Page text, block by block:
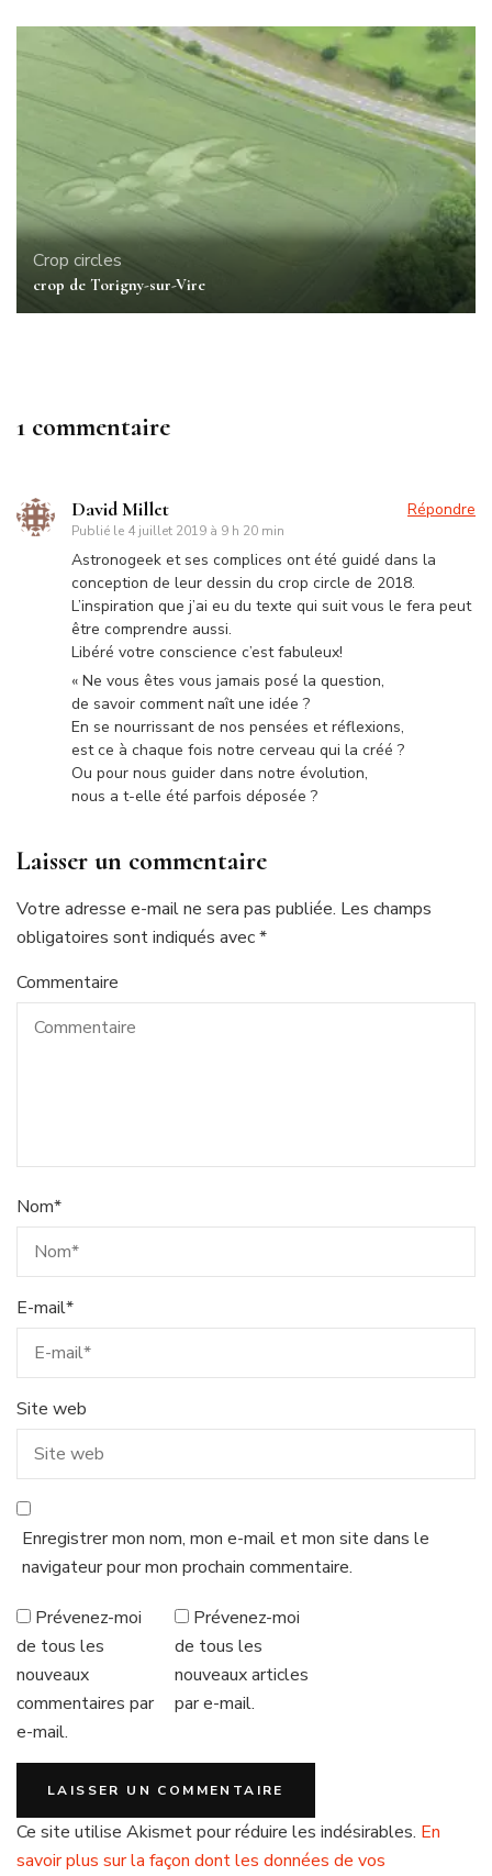
Crop circles
crop de Torigny-sur-Vire
1 commentaire
David Millet
Publié le 4 juillet 2019 à 9 h 20 min
Répondre
Astronogeek et ses complices ont été guidé dans la
conception de leur dessin du crop circle de 2018.
L’inspiration que j’ai eu du texte qui suit vous le fera peut
être comprendre aussi.
Libéré votre conscience c’est fabuleux!
« Ne vous êtes vous jamais posé la question,
de savoir comment naît une idée ?
En se nourrissant de nos pensées et réflexions,
est ce à chaque fois notre cerveau qui la créé ?
Ou pour nous guider dans notre évolution,
nous a t-elle été parfois déposée ?
Laisser un commentaire
Votre adresse e-mail ne sera pas publiée. Les champs
obligatoires sont indiqués avec*
Commentaire
Nom*
E-mail*
Site web
Enregistrer mon nom, mon e-mail et mon site dans le
navigateur pour mon prochain commentaire.
Prévenez-moi
de tous les
nouveaux
commentaires par
e-mail.
Prévenez-moi
de tous les
nouveaux articles
par e-mail.
Ce site utilise Akismet pour réduire les indésirables. En
savoir plus sur la façon dont les données de vos